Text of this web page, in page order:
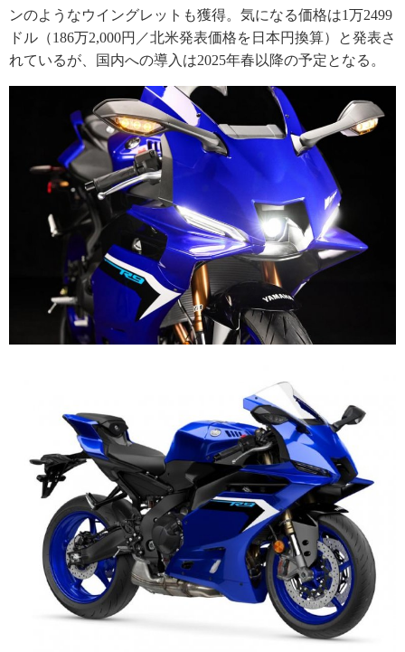
ンのようなウイングレットも獲得。気になる価格は1万2499
ドル（186万2,000円／北米発表価格を日本円換算）と発表さ
れているが、国内への導入は2025年春以降の予定となる。